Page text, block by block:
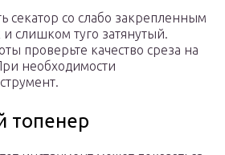
секатор со слабо закрепленным
слишком туго затянутый.
проверьте качество среза на
необходимости
топенер